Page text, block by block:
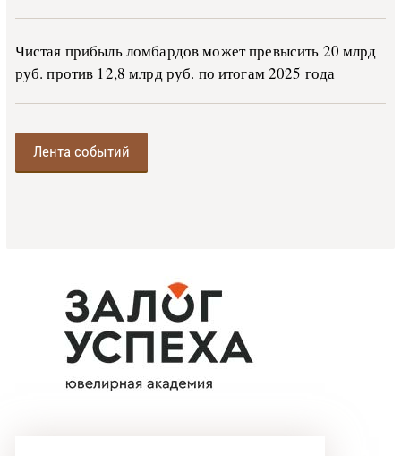
Чистая прибыль ломбардов может превысить 20 млрд
руб. против 12,8 млрд руб. по итогам 2025 года
Лента событий